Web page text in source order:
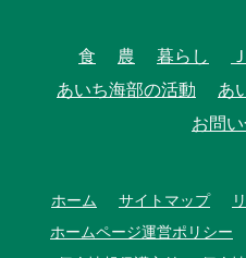
食 農 暮らし
あいち海部の活動
あ
お問
ホーム サイトマップ
ホームページ運営ポリシー